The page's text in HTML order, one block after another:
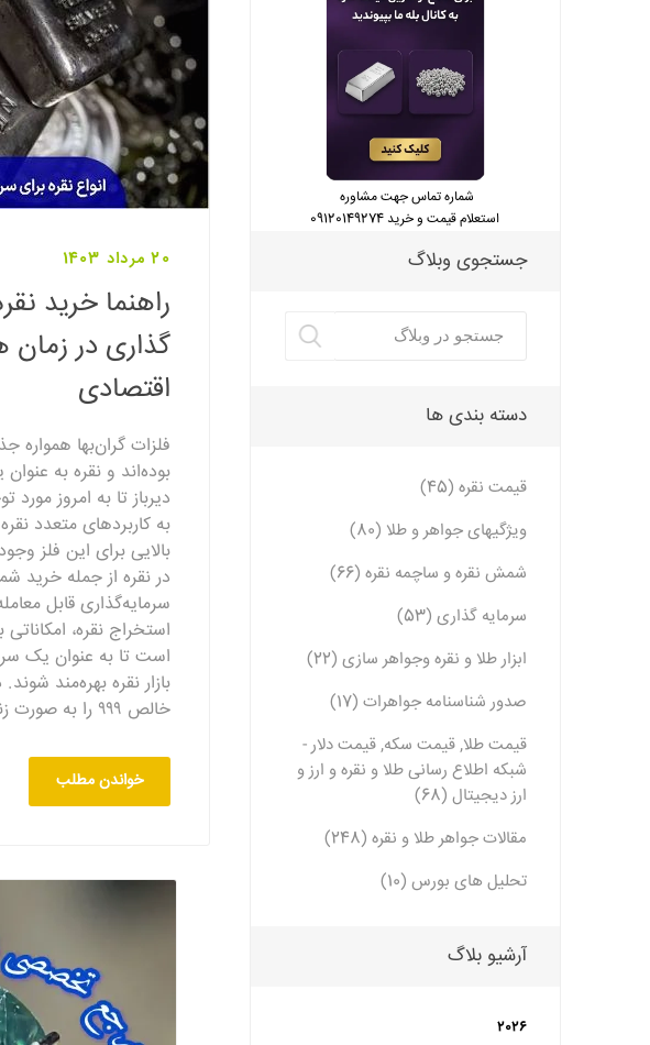
20 مرداد 1403
راهنما خرید
گذاری در زمان
اقتصادی
فلزات گران‌بها همواره
بوده‌اند و نقره به
دیرباز تا به امروز
به کاربردهای متعدد
بالایی برای این فلز
در نقره از جمله
استخراج نقره،
است تا به عنوان یک
بازار نقره بهره‌مند
خالص ۹۹۹ را به صورت زنده مشاهده کنید.
خواندن مطلب
شماره تماس جهت مشاوره
استعلام قیمت و خرید 09120149274
جستجوی وبلاگ
دسته بندی ها
قیمت نقره (45)
ویژگیهای جواهر و طلا (80)
شمش نقره و ساچمه نقره (66)
سرمایه گذاری (53)
ابزار طلا و نقره وجواهر سازی (22)
صدور شناسنامه جواهرات (17)
قیمت طلا, قیمت سکه, قیمت دلار -
شبکه اطلاع رسانی طلا و نقره و ارز و
ارز دیجیتال (68)
مقالات جواهر طلا و نقره (248)
تحلیل های بورس (10)
آرشیو بلاگ
2026